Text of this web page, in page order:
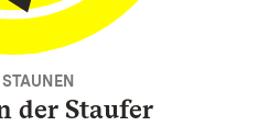
der Staufer